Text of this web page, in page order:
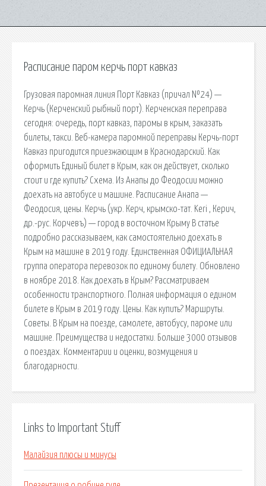
Расписание паром керчь порт кавказ
Грузовая паромная линия Порт Кавказ (причал №24) —
Керчь (Керченский рыбный порт). Керченская переправа
сегодня: очередь, порт кавказ, паромы в крым, заказать
билеты, такси. Веб-камера паромной переправы Керчь-порт
Кавказ пригодится приезжающим в Краснодарский. Как
оформить Единый билет в Крым, как он действует, сколько
стоит и где купить? Схема. Из Анапы до Феодосии можно
доехать на автобусе и машине. Расписание Анапа —
Феодосия, цены. Керчь (укр. Керч, крымско-тат. Keri , Керич,
др.-рус. Корчевъ) — город в восточном Крыму В статье
подробно рассказываем, как самостоятельно доехать в
Крым на машине в 2019 году. Единственная ОФИЦИАЛЬНАЯ
группа оператора перевозок по единому билету. Обновлено
в ноябре 2018. Как доехать в Крым? Рассматриваем
особенности транспортного. Полная информация о едином
билете в Крым в 2019 году. Цены. Как купить? Маршруты.
Советы. В Крым на поезде, самолете, автобусу, пароме или
машине. Преимущества и недостатки. Больше 3000 отзывов
о поездах. Комментарии и оценки, возмущения и
благодарности.
Links to Important Stuff
Малайзия плюсы и минусы